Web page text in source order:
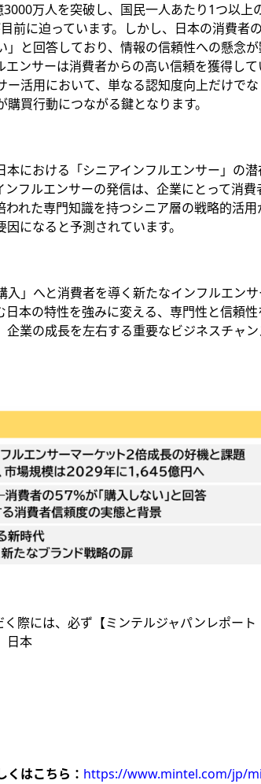
万人を突破し、国民一人あたり1つ以上
前に迫っています。しかし、日本の消費者
と回答しており、情報の信頼性への懸念
ンサーは消費者からの高い信頼を獲得し
活用において、単なる認知度向上だけで
買行動につながる鍵となります。
における「シニアインフルエンサー」の
フルエンサーの発信は、企業にとって消
れた専門知識を持つシニア層の戦略的活用
になると予測されています。
」へと消費者を導く新たなインフルエン
本の特性を強みに変える、専門性と信頼
業の成長を左右する重要なビジネスチャ
際には、必ず【ミンテルジャパンレポート
日本
くはこちら： https://www.mintel.com/jp/